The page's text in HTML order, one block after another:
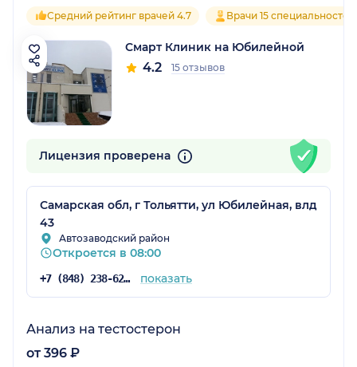
Средний рейтинг врачей 4.7 Врачи 15 специальностей
Смарт Клиник на Юбилейной
4.2 15 отзывов
Лицензия проверена
Самарская обл, г Тольятти, ул Юбилейная, влд
43
Автозаводский район
Откроется в 08:00
+7 (848) 238-62-92 показать
Анализ на тестостерон
от 396 ₽